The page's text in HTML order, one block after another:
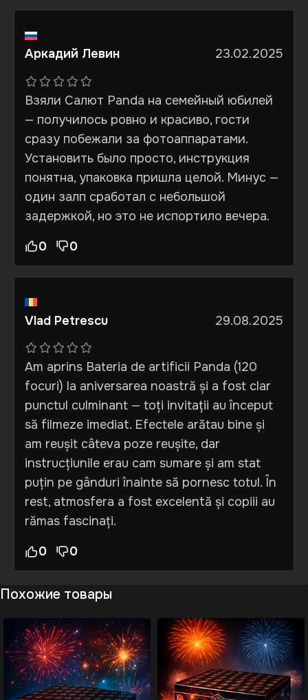
Аркадий Левин 23.02.2025
Взяли Салют Panda на семейный юбилей
— получилось ровно и красиво, гости
сразу побежали за фотоаппаратами.
Установить было просто, инструкция
понятна, упаковка пришла целой. Минус —
один залп сработал с небольшой
задержкой, но это не испортило вечера.
0 0
Vlad Petrescu 29.08.2025
Am aprins Bateria de artificii Panda (120
focuri) la aniversarea noastră și a fost clar
punctul culminant — toți invitații au început
să filmeze imediat. Efectele arătau bine și
am reușit câteva poze reușite, dar
instrucțiunile erau cam sumare și am stat
puțin pe gânduri înainte să pornesc totul. În
rest, atmosfera a fost excelentă și copiii au
rămas fascinați.
0 0
Похожие товары